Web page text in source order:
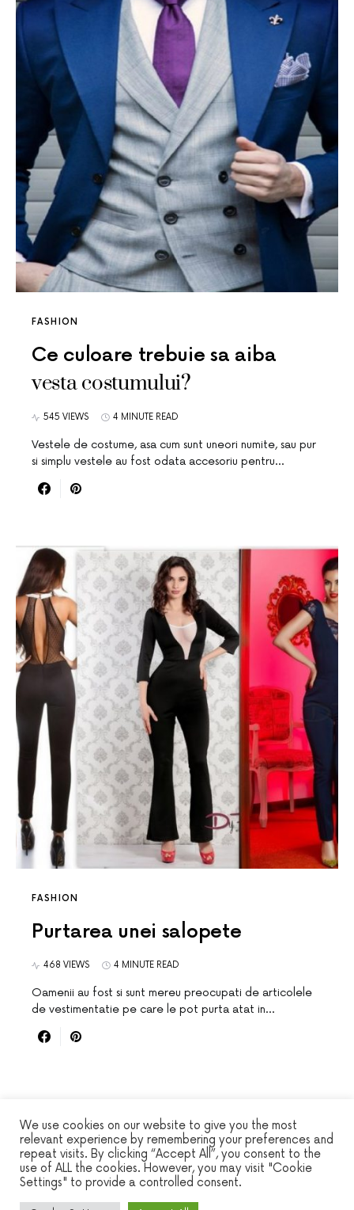
FASHION
Ce culoare trebuie sa aiba
vesta costumului?
545 VIEWS 4 MINUTE READ
Vestele de costume, asa cum sunt uneori numite, sau pur
si simplu vestele au fost odata accesoriu pentru…
FASHION
Purtarea unei salopete
468 VIEWS 4 MINUTE READ
Oamenii au fost si sunt mereu preocupati de articolele
de vestimentatie pe care le pot purta atat in…
WINSEC
DESIGNED & DEVELOPED BY
We use cookies on our website to give you the most
relevant experience by remembering your preferences and
repeat visits. By clicking “Accept All”, you consent to the
use of ALL the cookies. However, you may visit "Cookie
Settings" to provide a controlled consent.